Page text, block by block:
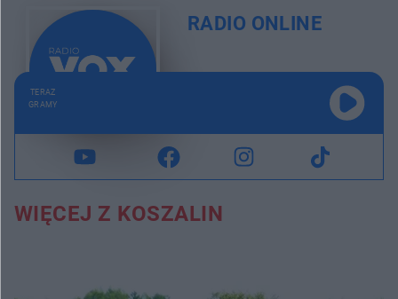
RADIO ONLINE
TERAZ
GRAMY
WIĘCEJ Z KOSZALIN